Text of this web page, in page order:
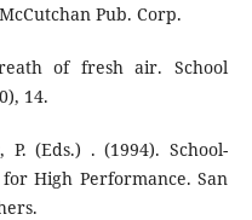
Pub. Corp.
of fresh air. School
14.
(Eds.) . (1994). School-
High Performance. San